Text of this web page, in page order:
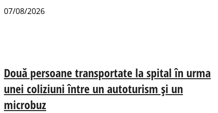
07/08/2026
Două persoane transportate la spital în urma
unei coliziuni între un autoturism și un
microbuz